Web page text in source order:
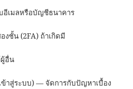
อีเมลหรือบัญชีธนาคาร
งชั้น (2FA) ถ้าเกิดมี
อื่น
ข้าสู่ระบบ) — จัดการกับปัญหาเบื้อง